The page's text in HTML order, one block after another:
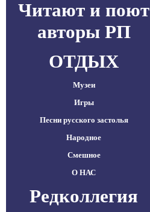
Читают и поют
авторы РП
ОТДЫХ
Музеи
Игры
Песни русского застолья
Народное
Смешное
О НАС
Редколлегия